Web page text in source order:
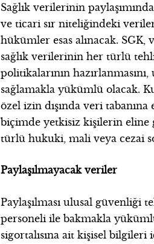
Sağlık verilerinin
ve ticari sır niteliğindeki
hükümler esas alınacak. SGK,
sağlık verilerinin her türlü
politikalarının
sağlamakla yükümlü olacak.
özel izin dışında veri
biçimde yetkisiz kişilerin eline
türlü hukuki, mali veya cezai
Paylaşılmayacak veriler
Paylaşılması ulusal güvenliği
personeli ile bakmakla
sigortalısına ait kişisel